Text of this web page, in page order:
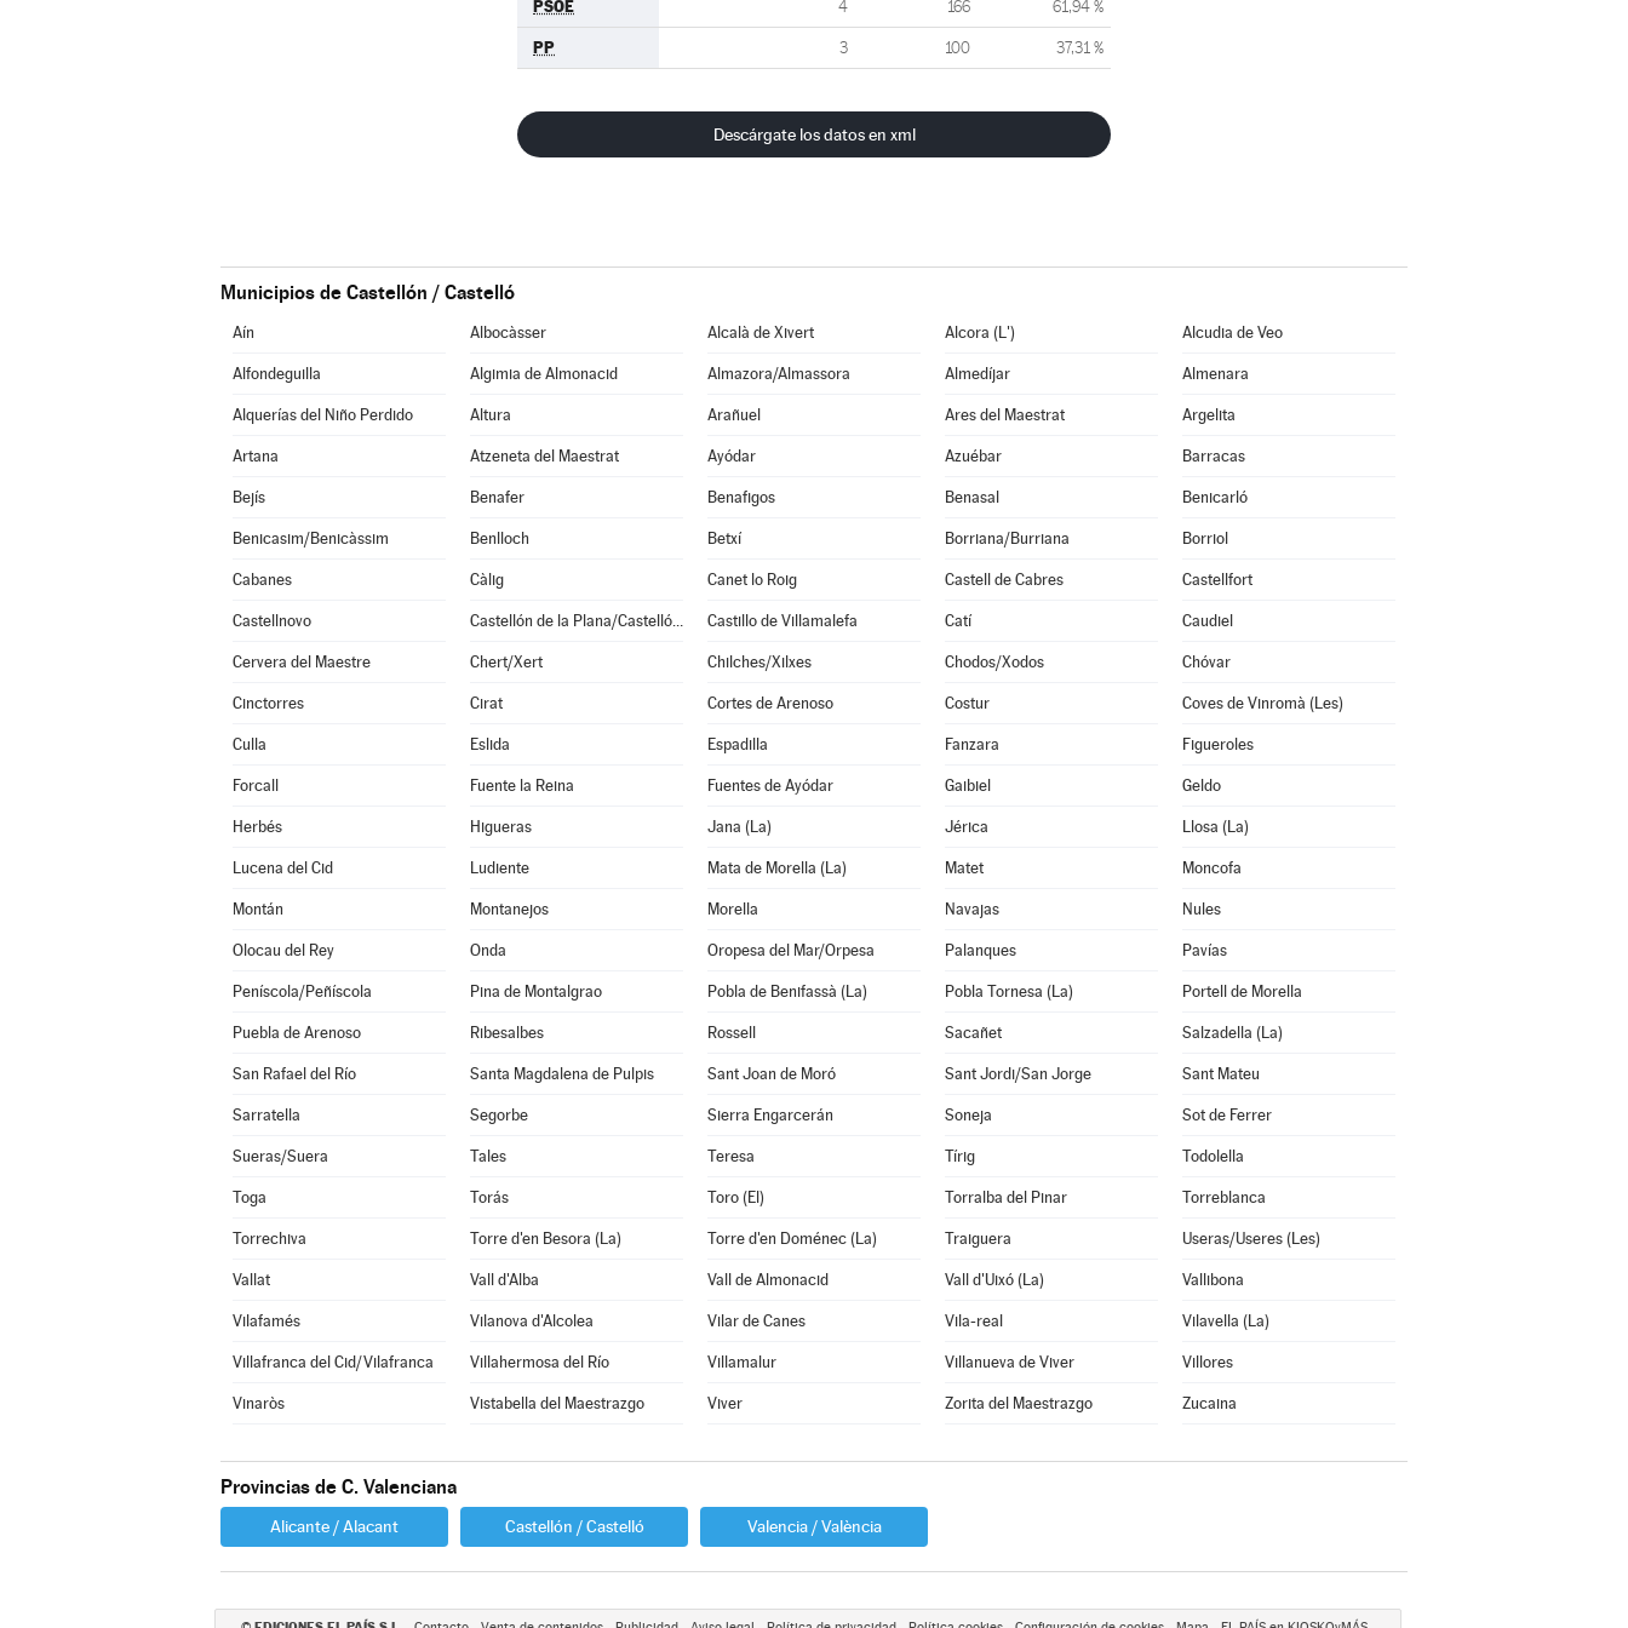
PSOE 4 166 61,94 %
PP 3 100 37,31 %
Descárgate los datos en xml
Municipios de Castellón / Castelló
Aín Albocàsser Alcalà de Xivert Alcora (L') Alcudia de Veo
Alfondeguilla Algimia de Almonacid Almazora/Almassora Almedíjar Almenara
Alquerías del Niño Perdido Altura Arañuel Ares del Maestrat Argelita
Artana Atzeneta del Maestrat Ayódar Azuébar Barracas
Bejís Benafer Benafigos Benasal Benicarló
Benicasim/Benicàssim Benlloch Betxí Borriana/Burriana Borriol
Cabanes Càlig Canet lo Roig Castell de Cabres Castellfort
Castellnovo Castellón de la Plana/Castelló de la Plana Castillo de Villamalefa Catí Caudiel
Cervera del Maestre Chert/Xert Chilches/Xilxes Chodos/Xodos Chóvar
Cinctorres Cirat Cortes de Arenoso Costur Coves de Vinromà (Les)
Culla Eslida Espadilla Fanzara Figueroles
Forcall Fuente la Reina Fuentes de Ayódar Gaibiel Geldo
Herbés Higueras Jana (La) Jérica Llosa (La)
Lucena del Cid Ludiente Mata de Morella (La) Matet Moncofa
Montán Montanejos Morella Navajas Nules
Olocau del Rey Onda Oropesa del Mar/Orpesa Palanques Pavías
Peníscola/Peñíscola Pina de Montalgrao Pobla de Benifassà (La) Pobla Tornesa (La) Portell de Morella
Puebla de Arenoso Ribesalbes Rossell Sacañet Salzadella (La)
San Rafael del Río Santa Magdalena de Pulpis Sant Joan de Moró Sant Jordi/San Jorge Sant Mateu
Sarratella Segorbe Sierra Engarcerán Soneja Sot de Ferrer
Sueras/Suera Tales Teresa Tírig Todolella
Toga Torás Toro (El) Torralba del Pinar Torreblanca
Torrechiva Torre d'en Besora (La) Torre d'en Doménec (La) Traiguera Useras/Useres (Les)
Vallat Vall d'Alba Vall de Almonacid Vall d'Uixó (La) Vallibona
Vilafamés Vilanova d'Alcolea Vilar de Canes Vila-real Vilavella (La)
Villafranca del Cid/Vilafranca Villahermosa del Río Villamalur Villanueva de Viver Villores
Vinaròs Vistabella del Maestrazgo Viver Zorita del Maestrazgo Zucaina
Provincias de C. Valenciana
Alicante / Alacant Castellón / Castelló Valencia / València